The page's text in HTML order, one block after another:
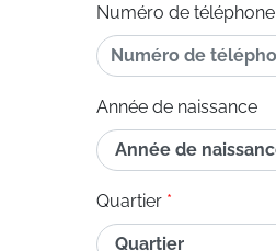
Numéro de téléphone
Année de naissance
Quartier